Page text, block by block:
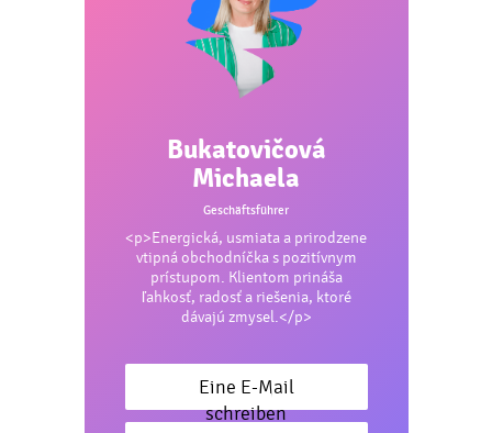
Bukatovičová
Michaela
Geschäftsführer
<p>Energická, usmiata a prirodzene
vtipná obchodníčka s pozitívnym
prístupom. Klientom prináša
ľahkosť, radosť a riešenia, ktoré
dávajú zmysel.</p>
Eine E-Mail
schreiben